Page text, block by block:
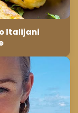
Italijani